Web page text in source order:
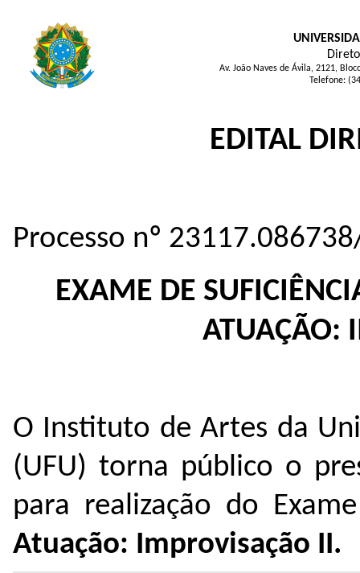
Av. João Naves de Ávila, 2121,
Telefone:
EDITAL
Processo nº
EXAME DE
ATUAÇÃO:
O Instituto de Artes da
(UFU) torna público o
para realização do
Atuação: Improvisação II.